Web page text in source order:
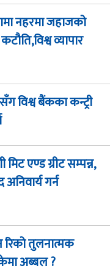
नहरमा जहाजको
व्यापार
विश्व बैंकका कन्ट्री
एण्ड ग्रीट सम्पन्न,
गर्न
रिको तुलनात्मक
अब्बल ?